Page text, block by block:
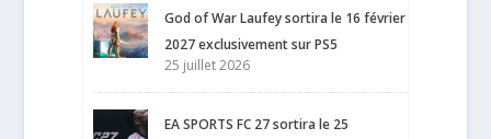
God of War Laufey sortira le 16 février
2027 exclusivement sur PS5
25 juillet 2026
EA SPORTS FC 27 sortira le 25